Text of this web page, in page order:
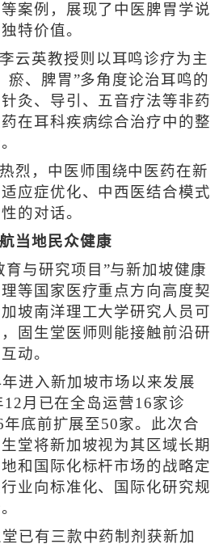
案例，展现了中医脾胃学说
特价值。
云英教授则以耳鸣诊疗为主
瘀、脾胃”多角度论治耳鸣的
灸、导引、五音疗法等非药
在耳科疾病综合治疗中的整
烈，中医师围绕中医药在新
应症优化、中西医结合模式
的对话。
当地民众健康
育与研究项目”与新加坡健康
等国家医疗重点方向高度契
坡南洋理工大学研究人员可
固生堂医师则能接触前沿研
动。
进入新加坡市场以来发展
月已在全岛运营16家诊
底前扩展至50家。此次合
堂将新加坡视为其区域长期
和国际化标杆市场的战略定
业向标准化、国际化研究规
已有三款中药制剂获新加